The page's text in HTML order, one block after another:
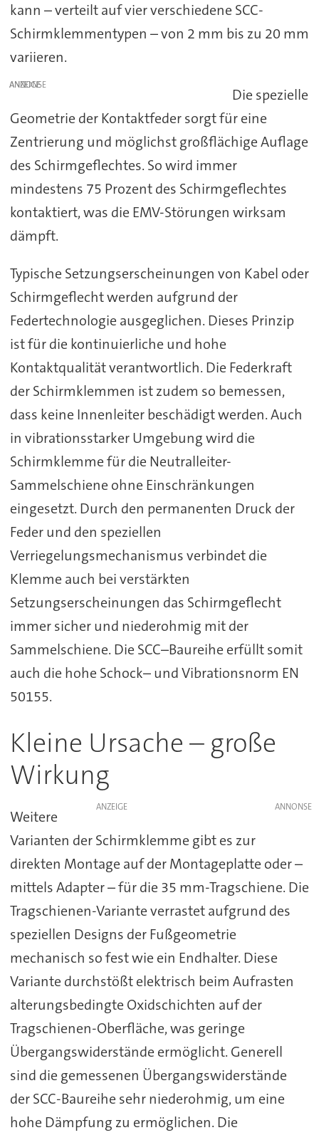
kann – verteilt auf vier verschiedene SCC-
Schirmklemmentypen – von 2 mm bis zu 20 mm
variieren.
ANZEIGE
Die spezielle
Geometrie der Kontaktfeder sorgt für eine
Zentrierung und möglichst großflächige Auflage
des Schirmgeflechtes. So wird immer
mindestens 75 Prozent des Schirmgeflechtes
kontaktiert, was die EMV-Störungen wirksam
dämpft.
Typische Setzungserscheinungen von Kabel oder
Schirmgeflecht werden aufgrund der
Federtechnologie ausgeglichen. Dieses Prinzip
ist für die kontinuierliche und hohe
Kontaktqualität verantwortlich. Die Federkraft
der Schirmklemmen ist zudem so bemessen,
dass keine Innenleiter beschädigt werden. Auch
in vibrationsstarker Umgebung wird die
Schirmklemme für die Neutralleiter-
Sammelschiene ohne Einschränkungen
eingesetzt. Durch den permanenten Druck der
Feder und den speziellen
Verriegelungsmechanismus verbindet die
Klemme auch bei verstärkten
Setzungserscheinungen das Schirmgeflecht
immer sicher und niederohmig mit der
Sammelschiene. Die SCC–Baureihe erfüllt somit
auch die hohe Schock– und Vibrationsnorm EN
50155.
Kleine Ursache – große
Wirkung
ANZEIGE
Weitere
Varianten der Schirmklemme gibt es zur
direkten Montage auf der Montageplatte oder –
mittels Adapter – für die 35 mm-Tragschiene. Die
Tragschienen-Variante verrastet aufgrund des
speziellen Designs der Fußgeometrie
mechanisch so fest wie ein Endhalter. Diese
Variante durchstößt elektrisch beim Aufrasten
alterungsbedingte Oxidschichten auf der
Tragschienen-Oberfläche, was geringe
Übergangswiderstände ermöglicht. Generell
sind die gemessenen Übergangswiderstände
der SCC-Baureihe sehr niederohmig, um eine
hohe Dämpfung zu ermöglichen. Die